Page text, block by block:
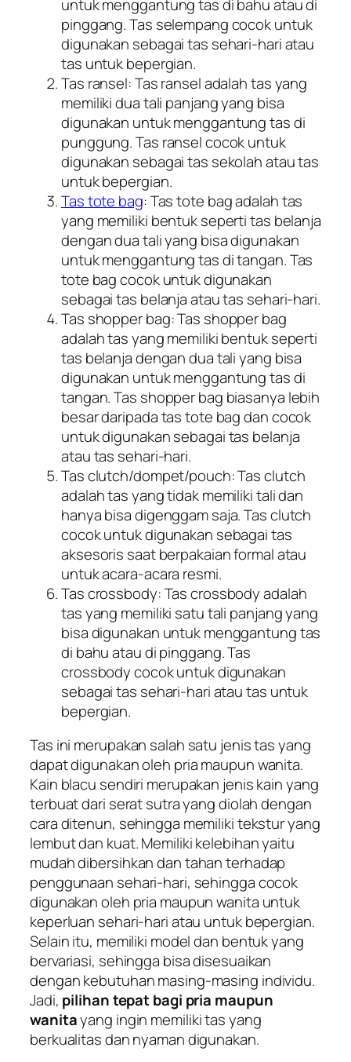
untuk menggantung tas di bahu atau di
pinggang. Tas selempang cocok untuk
digunakan sebagai tas sehari-hari atau
tas untuk bepergian.
Tas ransel: Tas ransel adalah tas yang
memiliki dua tali panjang yang bisa
digunakan untuk menggantung tas di
punggung. Tas ransel cocok untuk
digunakan sebagai tas sekolah atau tas
untuk bepergian.
Tas tote bag: Tas tote bag adalah tas
yang memiliki bentuk seperti tas belanja
dengan dua tali yang bisa digunakan
untuk menggantung tas di tangan. Tas
tote bag cocok untuk digunakan
sebagai tas belanja atau tas sehari-hari.
Tas shopper bag: Tas shopper bag
adalah tas yang memiliki bentuk seperti
tas belanja dengan dua tali yang bisa
digunakan untuk menggantung tas di
tangan. Tas shopper bag biasanya lebih
besar daripada tas tote bag dan cocok
untuk digunakan sebagai tas belanja
atau tas sehari-hari.
Tas clutch/dompet/pouch: Tas clutch
adalah tas yang tidak memiliki tali dan
hanya bisa digenggam saja. Tas clutch
cocok untuk digunakan sebagai tas
aksesoris saat berpakaian formal atau
untuk acara-acara resmi.
Tas crossbody: Tas crossbody adalah
tas yang memiliki satu tali panjang yang
bisa digunakan untuk menggantung tas
di bahu atau di pinggang. Tas
crossbody cocok untuk digunakan
sebagai tas sehari-hari atau tas untuk
bepergian.
Tas ini merupakan salah satu jenis tas yang
dapat digunakan oleh pria maupun wanita.
Kain blacu sendiri merupakan jenis kain yang
terbuat dari serat sutra yang diolah dengan
cara ditenun, sehingga memiliki tekstur yang
lembut dan kuat. Memiliki kelebihan yaitu
mudah dibersihkan dan tahan terhadap
penggunaan sehari-hari, sehingga cocok
digunakan oleh pria maupun wanita untuk
keperluan sehari-hari atau untuk bepergian.
Selain itu, memiliki model dan bentuk yang
bervariasi, sehingga bisa disesuaikan
dengan kebutuhan masing-masing individu.
Jadi, pilihan tepat bagi pria maupun
wanitayang ingin memiliki tas yang
berkualitas dan nyaman digunakan.